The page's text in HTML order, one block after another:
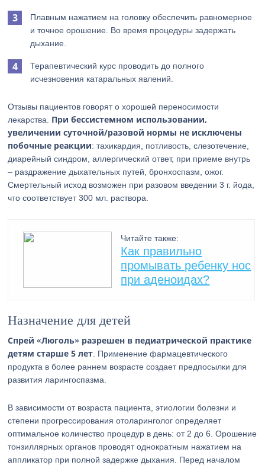
Плавным нажатием на головку обеспечить равномерное
и точное орошение. Во время процедуры задержать
дыхание.
Терапевтический курс проводить до полного
исчезновения катаральных явлений.
Отзывы пациентов говорят о хорошей переносимости
лекарства. При бессистемном использовании,
увеличении суточной/разовой нормы не исключены
побочные реакции: тахикардия, потливость, слезотечение,
диарейный синдром, аллергический ответ, при приеме внутрь
– раздражение дыхательных путей, бронхоспазм, ожог.
Смертельный исход возможен при разовом введении 3 г. йода,
что соответствует 300 мл. раствора.
Читайте также:
Как правильно
промывать ребенку нос
при аденоидах?
Назначение для детей
Спрей «Люголь» разрешен в педиатрической практике
детям старше 5 лет . Применение фармацевтического
продукта в более раннем возрасте создает предпосылки для
развития ларингоспазма.
В зависимости от возраста пациента, этиологии болезни и
степени прогрессирования отоларинголог определяет
оптимальное количество процедур в день: от 2 до 6. Орошение
тонзиллярных органов проводят однократным нажатием на
аппликатор при полной задержке дыхания. Перед началом